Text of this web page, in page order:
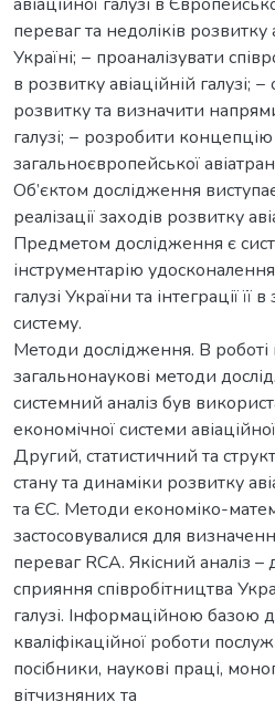
переваг та недоліків розвитку
Україні; − проаналізувати
в розвитку авіаційній галузі;
розвитку та визначити
галузі; − розробити концепцію
загальноєвропейської
Об’єктом дослідження
реалізації заходів розвитку
Предметом дослідження є
інструментарію удосконалення
галузі України та інтеграції
систему.
Методи дослідження. В роботі
загальнонаукові методи
системний аналіз був
економічної системи
Другий, статистичний та
стану та динаміки розвитку
та ЄС. Методи економіко-
застосовувалися для
переваг RCA. Якісний аналіз
сприяння співробітництва
галузі. Інформаційною базою
кваліфікаційної роботи
посібники, наукові праці,
вітчизняних та